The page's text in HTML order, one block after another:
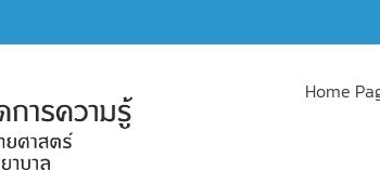
Home